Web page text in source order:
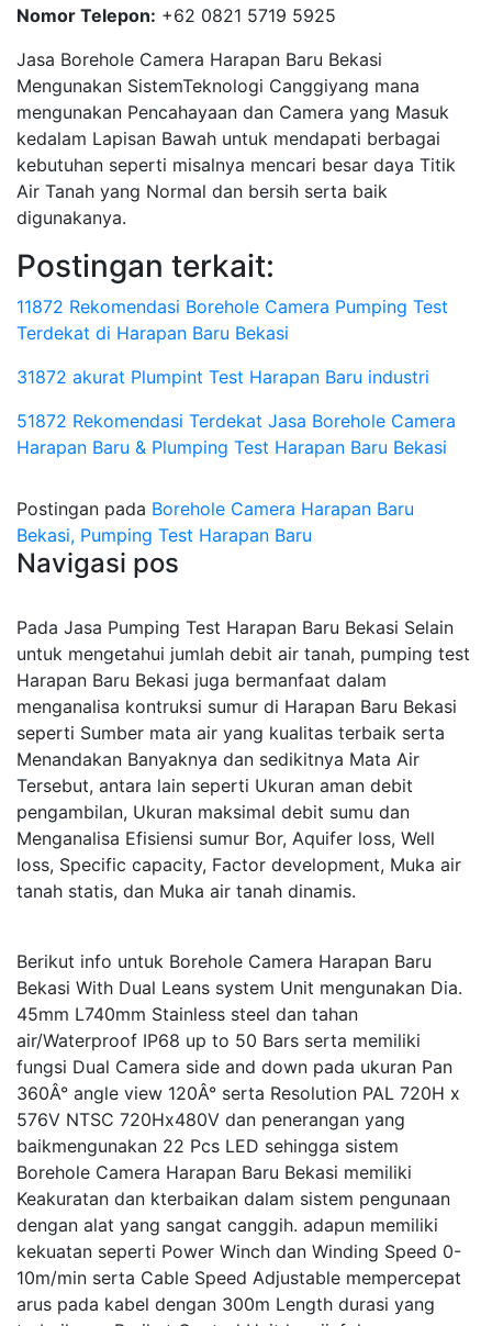
Nomor Telepon: +62 0821 5719 5925
Jasa Borehole Camera Harapan Baru Bekasi
Mengunakan SistemTeknologi Canggiyang mana
mengunakan Pencahayaan dan Camera yang Masuk
kedalam Lapisan Bawah untuk mendapati berbagai
kebutuhan seperti misalnya mencari besar daya Titik
Air Tanah yang Normal dan bersih serta baik
digunakanya.
Postingan terkait:
11872 Rekomendasi Borehole Camera Pumping Test
Terdekat di Harapan Baru Bekasi
31872 akurat Plumpint Test Harapan Baru industri
51872 Rekomendasi Terdekat Jasa Borehole Camera
Harapan Baru & Plumping Test Harapan Baru Bekasi
Postingan pada Borehole Camera Harapan Baru
Bekasi, Pumping Test Harapan Baru
Navigasi pos
Pada Jasa Pumping Test Harapan Baru Bekasi Selain
untuk mengetahui jumlah debit air tanah, pumping test
Harapan Baru Bekasi juga bermanfaat dalam
menganalisa kontruksi sumur di Harapan Baru Bekasi
seperti Sumber mata air yang kualitas terbaik serta
Menandakan Banyaknya dan sedikitnya Mata Air
Tersebut, antara lain seperti Ukuran aman debit
pengambilan, Ukuran maksimal debit sumu dan
Menganalisa Efisiensi sumur Bor, Aquifer loss, Well
loss, Specific capacity, Factor development, Muka air
tanah statis, dan Muka air tanah dinamis.
Berikut info untuk Borehole Camera Harapan Baru
Bekasi With Dual Leans system Unit mengunakan Dia.
45mm L740mm Stainless steel dan tahan
air/Waterproof IP68 up to 50 Bars serta memiliki
fungsi Dual Camera side and down pada ukuran Pan
360Â° angle view 120Â° serta Resolution PAL 720H x
576V NTSC 720Hx480V dan penerangan yang
baikmengunakan 22 Pcs LED sehingga sistem
Borehole Camera Harapan Baru Bekasi memiliki
Keakuratan dan kterbaikan dalam sistem pengunaan
dengan alat yang sangat canggih. adapun memiliki
kekuatan seperti Power Winch dan Winding Speed 0-
10m/min serta Cable Speed Adjustable mempercepat
arus pada kabel dengan 300m Length durasi yang